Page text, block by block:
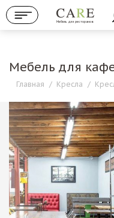
Мебель для ресторанов
Мебель для
Главная / Кресла /